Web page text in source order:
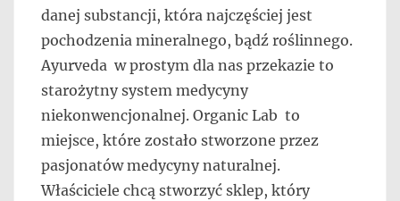
danej substancji, która najczęściej jest
pochodzenia mineralnego, bądź roślinnego.
Ayurveda w prostym dla nas przekazie to
starożytny system medycyny
niekonwencjonalnej. Organic Lab to
miejsce, które zostało stworzone przez
pasjonatów medycyny naturalnej.
Właściciele chcą stworzyć sklep, który